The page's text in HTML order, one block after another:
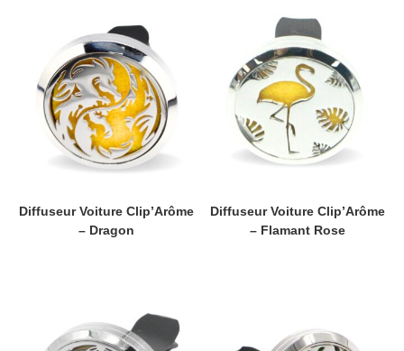
Diffuseur Voiture Clip’Arôme
– Dragon
Diffuseur Voiture Clip’Arôme
– Flamant Rose